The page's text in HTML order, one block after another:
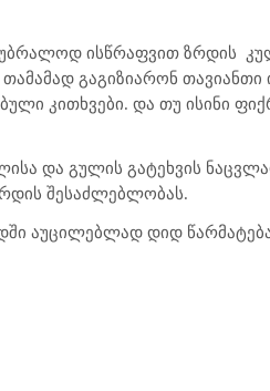
უბრალოდ ისწრაფვით ზრდის
გაგიზიარონ თავიანთი
კითხვები. და თუ ისინი
და გულის გატეხვის
შესაძლებლობას.
აუცილებლად დიდ